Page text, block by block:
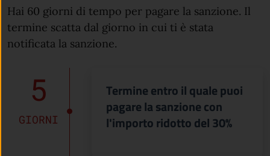
Hai 60 giorni di tempo per pagare la sanzione. Il
termine scatta dal giorno in cui ti è stata
notificata la sanzione.
5
GIORNI
Termine entro il quale puoi
pagare la sanzione con
l'importo ridotto del 30%